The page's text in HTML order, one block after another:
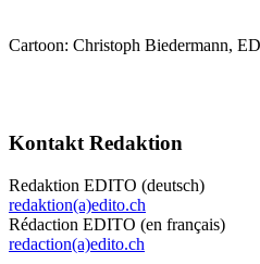
Cartoon: Christoph Biedermann,
Kontakt Redaktion
Redaktion EDITO (deutsch)
redaktion(a)edito.ch
Rédaction EDITO (en français)
redaction(a)edito.ch